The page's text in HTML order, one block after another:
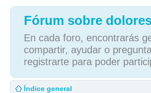
Fórum sobre
En cada foro, encontrarás
compartir, ayudar o
registrarte para poder
Índice general